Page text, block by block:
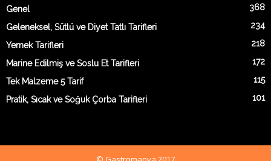
Genel 368
Geleneksel, Sütlü ve Diyet Tatlı Tarifleri 234
Yemek Tarifleri 218
Marine Edilmiş ve Soslu Et Tarifleri 172
Tek Malzeme 5 Tarif 115
Pratik, Sıcak ve Soğuk Çorba Tarifleri 101